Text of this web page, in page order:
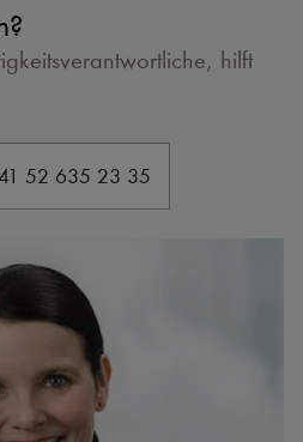
hilft
52 635 23 35